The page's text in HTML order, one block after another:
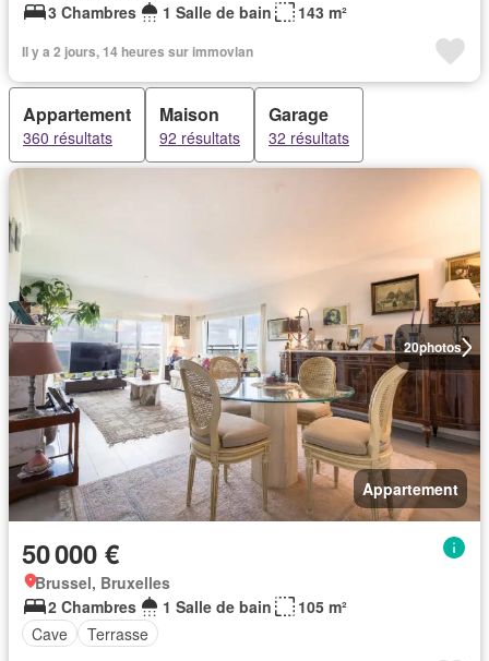
3 Chambres
1 Salle de bain 143 m²
Il y a 2 jours, 14 heures sur immovlan
Appartement
360 résultats
Maison
92 résultats
Garage
32 résultats
20photos
Appartement
50 000 €
Brussel, Bruxelles
2 Chambres
1 Salle de bain
105 m²
Cave
Terrasse